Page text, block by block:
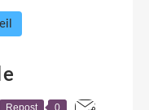
Repost 0